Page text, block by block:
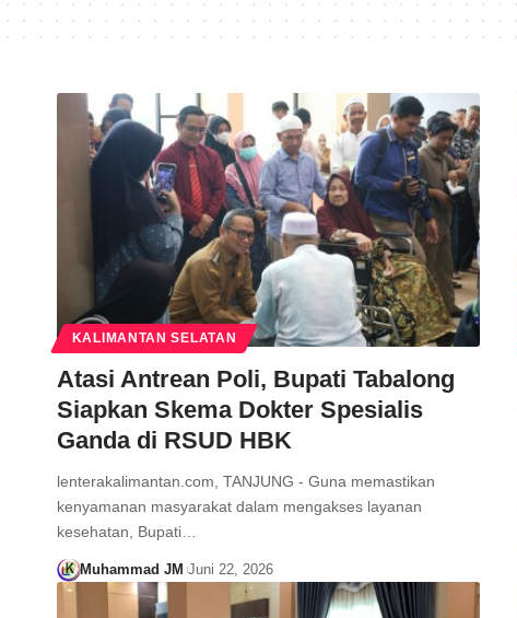
KALIMANTAN SELATAN
Atasi Antrean Poli, Bupati Tabalong
Siapkan Skema Dokter Spesialis
Ganda di RSUD HBK
lenterakalimantan.com, TANJUNG - Guna memastikan
kenyamanan masyarakat dalam mengakses layanan
kesehatan, Bupati…
Muhammad JM Juni 22, 2026